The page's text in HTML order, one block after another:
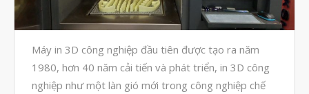
Tháng Mười Một 2021
Tháng Mười 2021
Tháng Chín 2021
Tháng Tám 2021
Máy in 3D công nghiệp đầu tiên được tạo ra năm
1980, hơn 40 năm cải tiến và phát triển, in 3D công
nghiệp như một làn gió mới trong công nghiệp chế